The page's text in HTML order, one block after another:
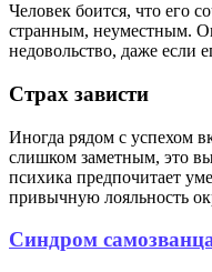
Человек боится, что его
странным, неуместным.
недовольство, даже если
Страх зависти
Иногда рядом с успехом
слишком заметным, это
психика предпочитает
привычную лояльность
Синдром